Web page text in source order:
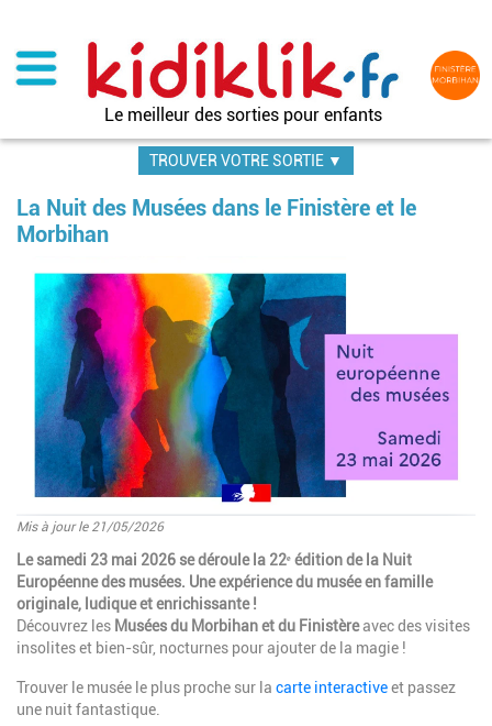
contenu
principal
Le meilleur des sorties pour enfants
TROUVER VOTRE SORTIE ▼
La Nuit des Musées dans le Finistère et le
Morbihan
Mis à jour le 21/05/2026
Introduction
Le samedi 23 mai 2026 se déroule la 22ᵉ édition de la Nuit
Européenne des musées. Une expérience du musée en famille
originale, ludique et enrichissante !
Découvrez les Musées du Morbihanet du Finistèreavec des visites
insolites et bien-sûr, nocturnes pour ajouter de la magie !
Trouver le musée le plus proche sur la carte interactiveet passez
une nuit fantastique.